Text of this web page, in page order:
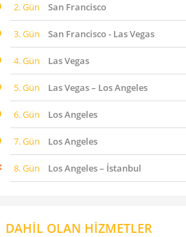
2. Gün San Francisco
3. Gün San Francisco - Las Vegas
4. Gün Las Vegas
5. Gün Las Vegas – Los Angeles
6. Gün Los Angeles
7. Gün Los Angeles
8. Gün Los Angeles – İstanbul
DAHİL OLAN HİZMETLER